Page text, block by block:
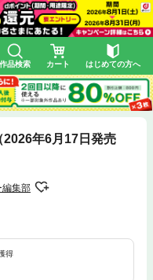
作品検索 カート はじめての方へ
年6月17日発売
編集部
得